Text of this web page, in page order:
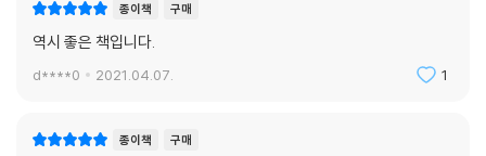
그릇되게도 그들은 부르주아를 하나의 계급으로 만들려고 했다. 부르주아
는 그저 만족해하는 민중의 일부일 따름이다. 브르주아는 이제 의자에 앉
을 겨를이 있는 사람들이다. 그렇다고 의자가 특권계급을 가리키는 건 아
종이책 구매
역시 좋은 책입니다.
d****0 2021.04.07. 1
종이책 구매